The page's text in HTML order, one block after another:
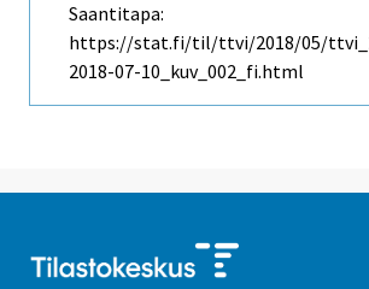
Saantitapa:
https://stat.fi/til/ttvi/2018/05/
2018-07-10_kuv_002_fi.html